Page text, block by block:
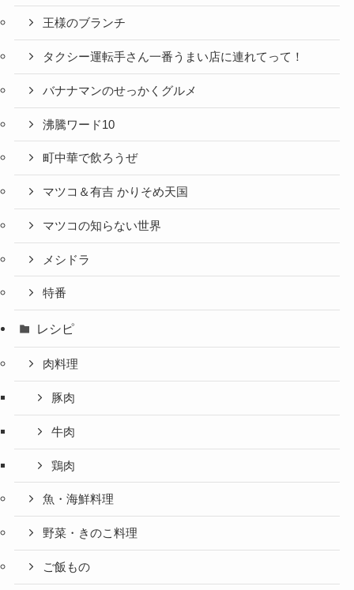
王様のブランチ
タクシー運転手さん一番うまい店に連れてって！
バナナマンのせっかくグルメ
沸騰ワード10
町中華で飲ろうぜ
マツコ＆有吉 かりそめ天国
マツコの知らない世界
メシドラ
特番
レシピ
肉料理
豚肉
牛肉
鶏肉
魚・海鮮料理
野菜・きのこ料理
ご飯もの